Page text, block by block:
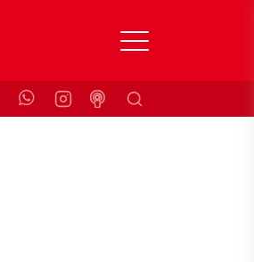
KrankenkasseSuchen